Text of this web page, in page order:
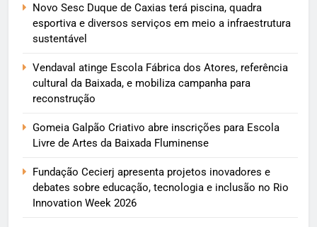
Novo Sesc Duque de Caxias terá piscina, quadra
esportiva e diversos serviços em meio a infraestrutura
sustentável
Vendaval atinge Escola Fábrica dos Atores, referência
cultural da Baixada, e mobiliza campanha para
reconstrução
Gomeia Galpão Criativo abre inscrições para Escola
Livre de Artes da Baixada Fluminense
Fundação Cecierj apresenta projetos inovadores e
debates sobre educação, tecnologia e inclusão no Rio
Innovation Week 2026